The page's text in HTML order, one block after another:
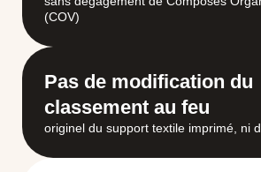
(COV)
Pas de modification du
classement au feu
originel du support textile imprimé, ni